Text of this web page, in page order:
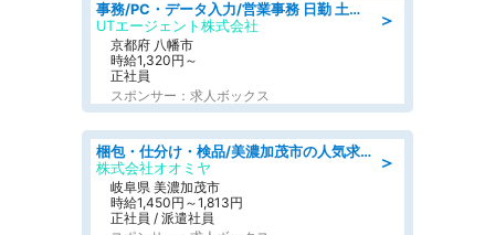
＞
事務/PC・データ入力/営業事務 日勤 土日祝休み オフィス家具の会社で一般事務
UTエージェント株式会社
京都府 八幡市
時給1,320円～
正社員
スポンサー：求人ボックス
＞
梱包・仕分け・検品/美濃加茂市の人気求人仕分け/高時給/長期休暇充実
株式会社オオミヤ
岐阜県 美濃加茂市
時給1,450円～1,813円
正社員 / 派遣社員